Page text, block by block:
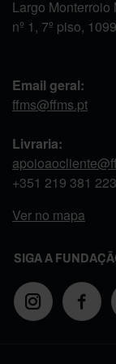
Largo Monterroio
nº 1, 7º piso,
Email geral:
ffms@ffms.pt
Livraria:
+351 219 381 223
Ver no mapa
SIGA A